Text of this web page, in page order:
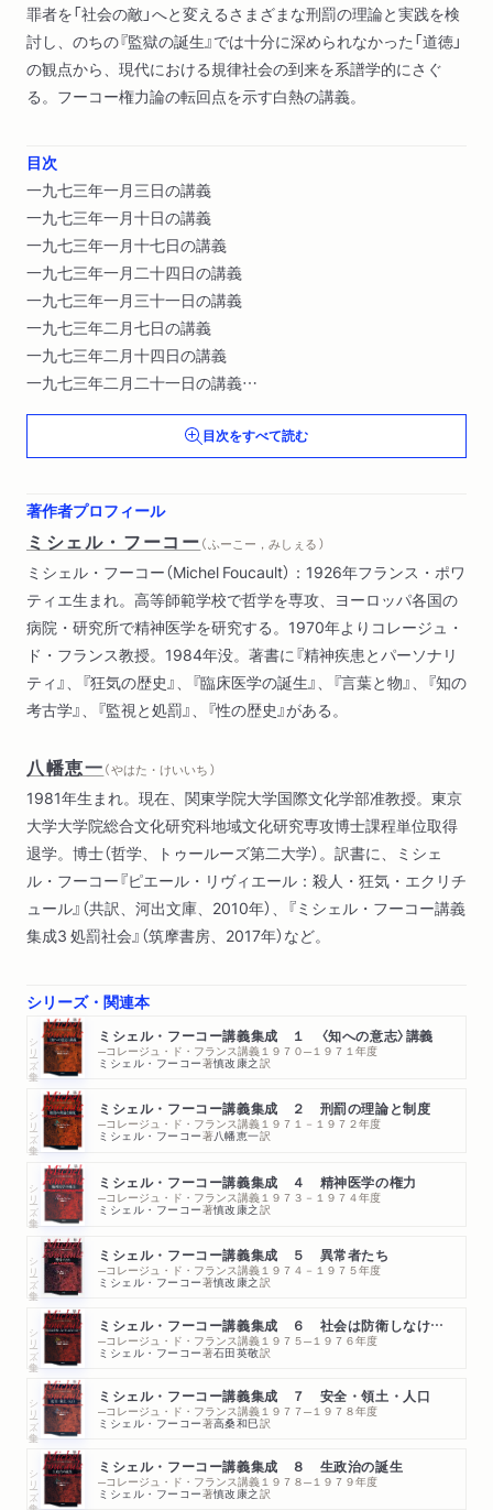
罪者を「社会の敵」へと変えるさまざまな刑罰の理論と実践を検
討し、のちの『監獄の誕生』では十分に深められなかった「道徳」
の観点から、現代における規律社会の到来を系譜学的にさぐ
る。フーコー権力論の転回点を示す白熱の講義。
目次
一九七三年一月三日の講義
一九七三年一月十日の講義
一九七三年一月十七日の講義
一九七三年一月二十四日の講義
一九七三年一月三十一日の講義
一九七三年二月七日の講義
一九七三年二月十四日の講義
一九七三年二月二十一日の講義
一九七三年二月二十八日の講義
一九七三年三月七日の講義
一九七三年三月十四日の講義
一九七三年三月二十八日の講義
目次をすべて読む
著作者プロフィール
ミシェル・フーコー（ ふーこー，みしぇる ）
ミシェル・フーコー（Michel Foucault）：1926年フランス・ポワ
ティエ生まれ。高等師範学校で哲学を専攻、ヨーロッパ各国の
病院・研究所で精神医学を研究する。1970年よりコレージュ・
ド・フランス教授。1984年没。著書に『精神疾患とパーソナリ
ティ』、『狂気の歴史』、『臨床医学の誕生』、『言葉と物』、『知の
考古学』、『監視と処罰』、『性の歴史』がある。
八幡恵一（ やはた・けいいち ）
1981年生まれ。現在、関東学院大学国際文化学部准教授。東京
大学大学院総合文化研究科地域文化研究専攻博士課程単位取得
退学。博士（哲学、トゥールーズ第二大学）。訳書に、ミシェ
ル・フーコー『ピエール・リヴィエール：殺人・狂気・エクリチ
ュール』（共訳、河出文庫、2010年）、『ミシェル・フーコー講義
集成3 処罰社会』（筑摩書房、2017年）など。
シリーズ・関連本
シリーズ・全集 ミシェル・フーコー講義集成 １ 〈知への意志〉講義
─コレージュ・ド・フランス講義１９７０─１９７１年度
ミシェル・フーコー著慎改康之訳
シリーズ・全集 ミシェル・フーコー講義集成 ２ 刑罰の理論と制度
─コレージュ・ド・フランス講義１９７１－１９７２年度
ミシェル・フーコー著八幡恵一訳
シリーズ・全集 ミシェル・フーコー講義集成 ４ 精神医学の権力
─コレージュ・ド・フランス講義１９７３－１９７４年度
ミシェル・フーコー著慎改康之訳
シリーズ・全集 ミシェル・フーコー講義集成 ５ 異常者たち
─コレージュ・ド・フランス講義１９７４－１９７５年度
ミシェル・フーコー著慎改康之訳
シリーズ・全集 ミシェル・フーコー講義集成 ６ 社会は防衛しなければならない
─コレージュ・ド・フランス講義１９７５─１９７６年度
ミシェル・フーコー著石田英敬訳
シリーズ・全集 ミシェル・フーコー講義集成 ７ 安全・領土・人口
─コレージュ・ド・フランス講義１９７７─１９７８年度
ミシェル・フーコー著高桑和巳訳
シリーズ・全集 ミシェル・フーコー講義集成 ８ 生政治の誕生
─コレージュ・ド・フランス講義１９７８─１９７９年度
ミシェル・フーコー著慎改康之訳